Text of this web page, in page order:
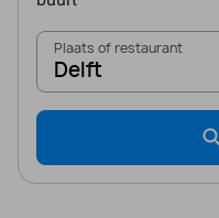
Plaats of restaurant
Delft